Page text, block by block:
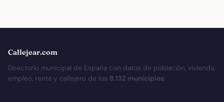
Callejear.com
Directorio municipal de España con datos de población, vivienda,
empleo, renta y callejero de los 8.132 municipios.